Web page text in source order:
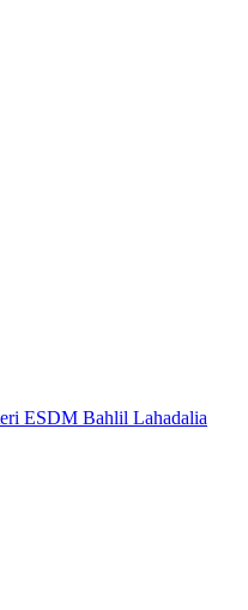
ESDM Bahlil Lahadalia